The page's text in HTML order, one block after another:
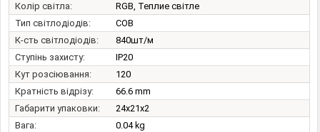
Колір світла:
RGB, Теплие світле
Тип світлодіодів:
COB
К-сть світлодіодів:
840шт/м
Ступінь захисту:
IP20
Кут розсіювання:
120
Кратність відрізу:
66.6 mm
Габарити упаковки:
24x21x2
Вага:
0.04 kg